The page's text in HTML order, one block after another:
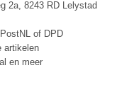
2a, 8243 RD Lelystad
of DPD
artikelen
en meer